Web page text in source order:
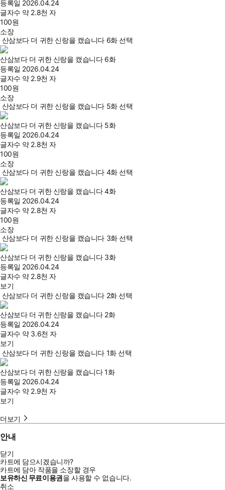
등록일 2026.04.24
글자수 약 2.8천 자
100원
소장
산삼보다 더 귀한 신랑을 캤습니다 6화 선택
산삼보다 더 귀한 신랑을 캤습니다 6화
등록일 2026.04.24
글자수 약 2.9천 자
100원
소장
산삼보다 더 귀한 신랑을 캤습니다 5화 선택
산삼보다 더 귀한 신랑을 캤습니다 5화
등록일 2026.04.24
글자수 약 2.8천 자
100원
소장
산삼보다 더 귀한 신랑을 캤습니다 4화 선택
산삼보다 더 귀한 신랑을 캤습니다 4화
등록일 2026.04.24
글자수 약 2.8천 자
100원
소장
산삼보다 더 귀한 신랑을 캤습니다 3화 선택
산삼보다 더 귀한 신랑을 캤습니다 3화
등록일 2026.04.24
글자수 약 2.8천 자
보기
산삼보다 더 귀한 신랑을 캤습니다 2화 선택
산삼보다 더 귀한 신랑을 캤습니다 2화
등록일 2026.04.24
글자수 약 3.6천 자
보기
산삼보다 더 귀한 신랑을 캤습니다 1화 선택
산삼보다 더 귀한 신랑을 캤습니다 1화
등록일 2026.04.24
글자수 약 2.9천 자
보기
더보기
안내
닫기
카트에 담으시겠습니까?
카트에 담아 작품을 소장할 경우
보유하신 무료이용권을 사용할 수 없습니다.
취소